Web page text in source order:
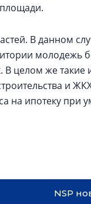
В данном
молодежь
В целом же такие
и
на ипотеку при
NSP